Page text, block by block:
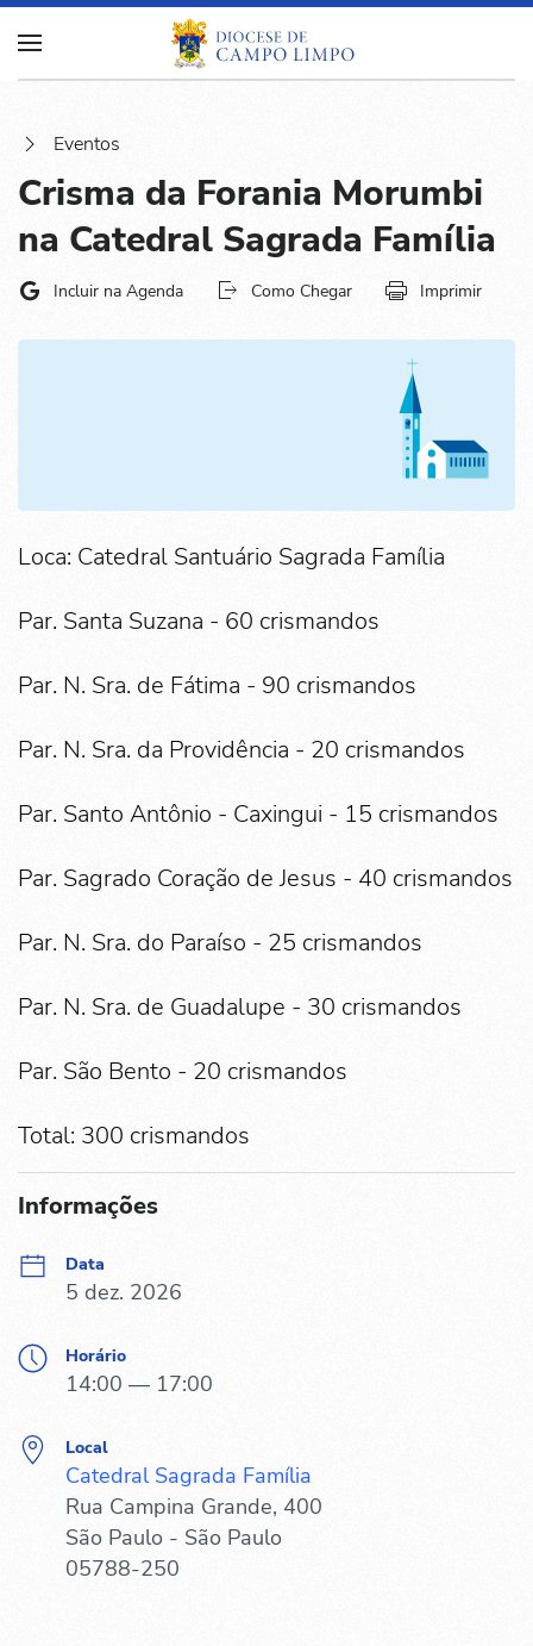
Eventos
Crisma da Forania Morumbi
na Catedral Sagrada Família
Incluir na Agenda Como Chegar Imprimir
Loca: Catedral Santuário Sagrada Família
Par. Santa Suzana - 60 crismandos
Par. N. Sra. de Fátima - 90 crismandos
Par. N. Sra. da Providência - 20 crismandos
Par. Santo Antônio - Caxingui - 15 crismandos
Par. Sagrado Coração de Jesus - 40 crismandos
Par. N. Sra. do Paraíso - 25 crismandos
Par. N. Sra. de Guadalupe - 30 crismandos
Par. São Bento - 20 crismandos
Total: 300 crismandos
Informações
Data
5 dez. 2026
Horário
14:00 — 17:00
Local
Catedral Sagrada Família
Rua Campina Grande, 400
São Paulo - São Paulo
05788-250